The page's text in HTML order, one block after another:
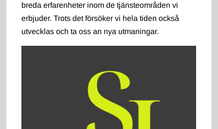
breda erfarenheter inom de tjänsteområden vi
erbjuder. Trots det försöker vi hela tiden också
utvecklas och ta oss an nya utmaningar.